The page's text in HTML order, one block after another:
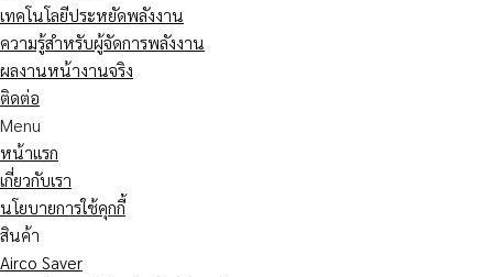
เทคโนโลยีประหยัดพลังงาน
ความรู้สำหรับผู้จัดการพลังงาน
ผลงานหน้างานจริง
ติดต่อ
Menu
หน้าแรก
เกี่ยวกับเรา
นโยบายการใช้คุกกี้
สินค้า
Airco Saver